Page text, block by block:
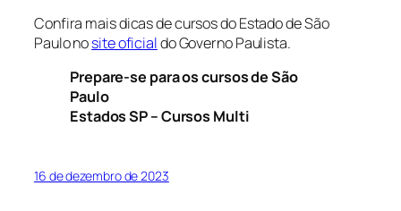
Confira mais dicas de cursos do Estado de São
Paulo nosite oficialdo Governo Paulista.
Prepare-se para os cursos de São
Paulo
Estados SP – Cursos Multi
16 de dezembro de 2023